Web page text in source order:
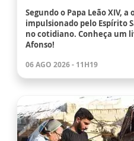
Segundo o Papa Leão XIV,
impulsionado pelo Espírito
no cotidiano. Conheça um
Afonso!
06 AGO 2026 - 11H19